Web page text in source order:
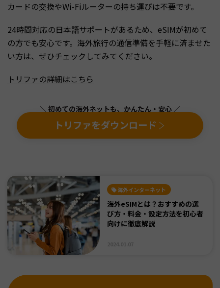
カードの交換やWi-Fiルーターの持ち運びは不要です。
24時間対応の日本語サポートがあるため、eSIMが初めて
の方でも安心です。海外旅行の通信準備を手軽に済ませた
い方は、ぜひチェックしてみてください。
トリファの詳細はこちら
＼ 初めての海外ネットも、かんたん・安心 ／
トリファをダウンロード
海外インターネット
海外eSIMとは？おすすめの選
び方・料金・設定方法を初心者
向けに徹底解説